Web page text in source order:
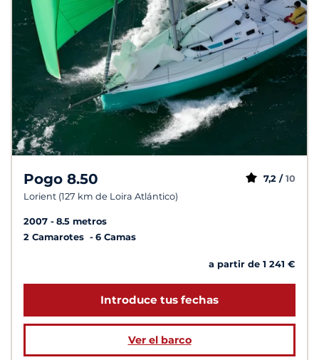
Pogo 8.50
Lorient (127 km de Loira Atlántico)
7,2 / 10
2007
8.5 metros
2 Camarotes
6 Camas
a partir de 1 241 €
Introduce tus fechas
Ver el barco